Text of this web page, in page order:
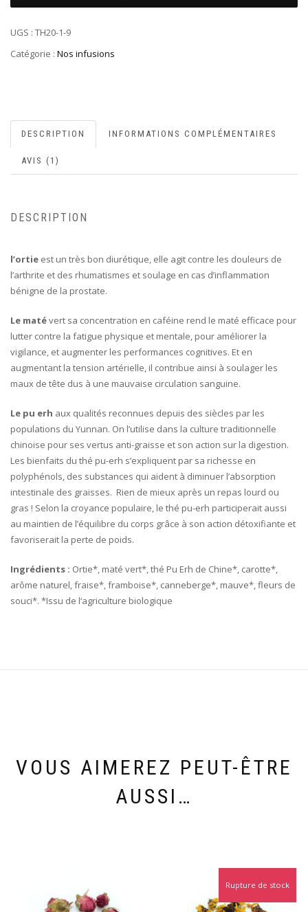
UGS : TH20-1-9
Catégorie : Nos infusions
DESCRIPTION INFORMATIONS COMPLÉMENTAIRES
AVIS (1)
DESCRIPTION
l’ortie est un très bon diurétique, elle agit contre les douleurs de
l’arthrite et des rhumatismes et soulage en cas d’inflammation
bénigne de la prostate.
Le matévert sa concentration en caféine rend le maté efficace pour
lutter contre la fatigue physique et mentale, pour améliorer la
vigilance, et augmenter les performances cognitives. Et en
augmentant la tension artérielle, il contribue ainsi à soulager les
maux de tête dus à une mauvaise circulation sanguine.
Le pu erh aux qualités reconnues depuis des siècles par les
populations du Yunnan. On l’utilise dans la culture traditionnelle
chinoise pour ses vertus anti-graisse et son action sur la digestion.
Les bienfaits du thé pu-erh s’expliquent par sa richesse en
polyphénols, des substances qui aident à diminuer l’absorption
intestinale des graisses. Rien de mieux après un repas lourd ou
gras ! Selon la croyance populaire, le thé pu-erh participerait aussi
au maintien de l’équilibre du corps grâce à son action détoxifiante et
favoriserait la perte de poids.
Ingrédients : Ortie*, maté vert*, thé Pu Erh de Chine*, carotte*,
arôme naturel, fraise*, framboise*, canneberge*, mauve*, fleurs de
souci*. *Issu de l‘agriculture biologique
VOUS AIMEREZ PEUT-ÊTRE
AUSSI…
Rupture de stock